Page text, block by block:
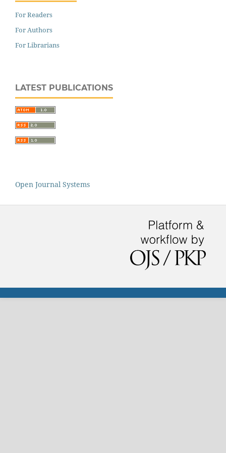
For Readers
For Authors
For Librarians
LATEST PUBLICATIONS
Open Journal Systems